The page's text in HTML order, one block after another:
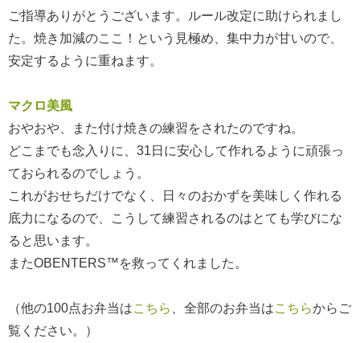
ご指導ありがとうございます。ルール改定に助けられまし
た。焼き加減のここ！という見極め、集中力が甘いので、
安定するように重ねます。
マクロ美風
おやおや、また付け焼きの練習をされたのですね。
どこまでも念入りに、31日に安心して作れるように頑張っ
ておられるのでしょう。
これがおせちだけでなく、日々のおかずを美味しく作れる
底力になるので、こうして練習されるのはとても学びにな
ると思います。
またOBENTERS™を救ってくれました。
（他の100点お弁当はこちら 、全部のお弁当はこちらからご
覧ください。）